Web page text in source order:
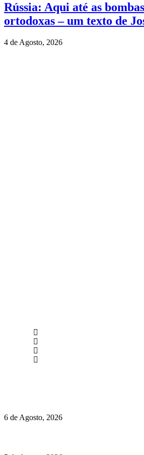
Rússia: Aqui até as
ortodoxas – um texto de
4 de Agosto, 2026
6 de Agosto, 2026